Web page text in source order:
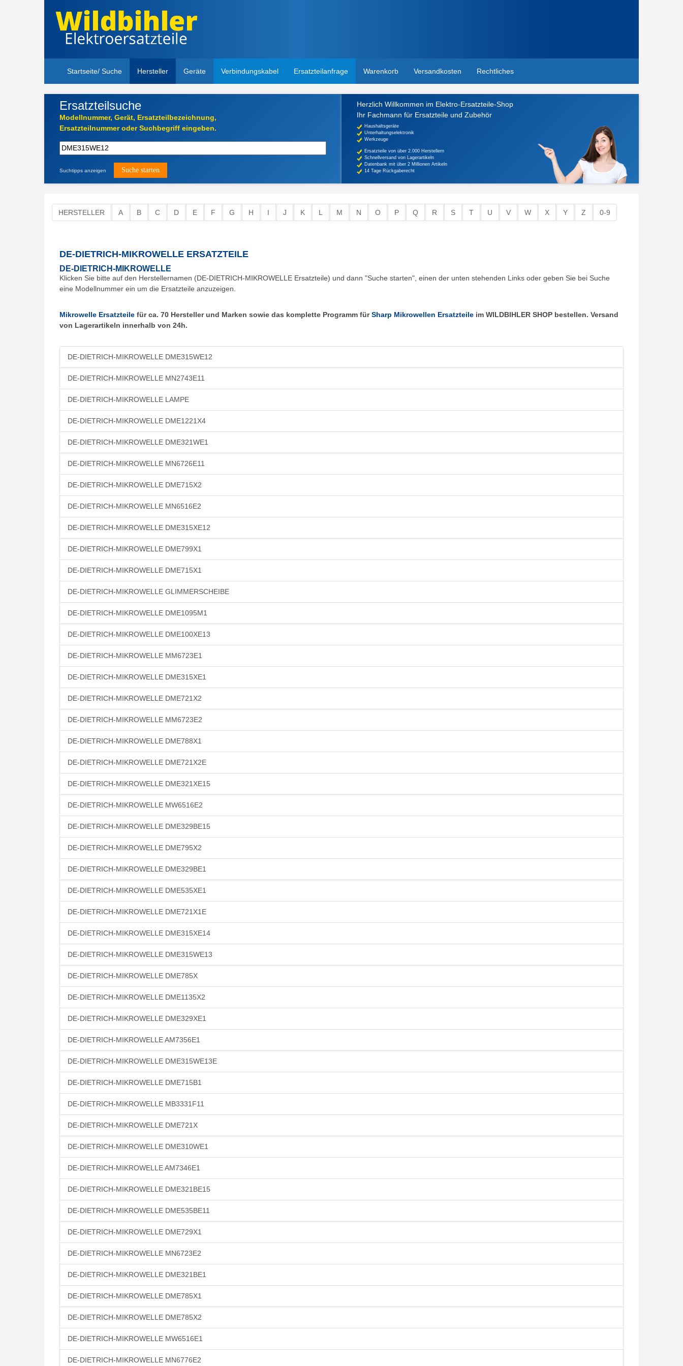
Startseite/ Suche Hersteller Geräte Verbindungskabel Ersatzteilanfrage Warenkorb Versandkosten Rechtliches
Ersatzteilsuche
Suchtipps anzeigen
Herzlich Willkommen im Elektro-Ersatzteile-Shop
Ihr Fachmann für Ersatzteile und Zubehör
Haushaltsgeräte
Unterhaltungselektronik
Werkzeuge
Ersatzteile von über 2.000 Herstellern
Schnellversand von Lagerartikeln
Datenbank mit über 2 Millionen Artikeln
14 Tage Rückgaberecht
HERSTELLER A B C D E F G H I J K L M N O P Q R S T U V W X Y Z 0-9
DE-DIETRICH-MIKROWELLE ERSATZTEILE
DE-DIETRICH-MIKROWELLE
Klicken Sie bitte auf den Herstellernamen (DE-DIETRICH-MIKROWELLE Ersatzteile) und dann "Suche starten", einen der unten stehenden Links oder geben Sie bei Suche
eine Modellnummer ein um die Ersatzteile anzuzeigen.
Mikrowelle Ersatzteile für ca. 70 Hersteller und Marken sowie das komplette Programm fürSharp Mikrowellen Ersatzteile im WILDBIHLER SHOP bestellen. Versand
von Lagerartikeln innerhalb von 24h.
DE-DIETRICH-MIKROWELLE DME315WE12
DE-DIETRICH-MIKROWELLE MN2743E11
DE-DIETRICH-MIKROWELLE LAMPE
DE-DIETRICH-MIKROWELLE DME1221X4
DE-DIETRICH-MIKROWELLE DME321WE1
DE-DIETRICH-MIKROWELLE MN6726E11
DE-DIETRICH-MIKROWELLE DME715X2
DE-DIETRICH-MIKROWELLE MN6516E2
DE-DIETRICH-MIKROWELLE DME315XE12
DE-DIETRICH-MIKROWELLE DME799X1
DE-DIETRICH-MIKROWELLE DME715X1
DE-DIETRICH-MIKROWELLE GLIMMERSCHEIBE
DE-DIETRICH-MIKROWELLE DME1095M1
DE-DIETRICH-MIKROWELLE DME100XE13
DE-DIETRICH-MIKROWELLE MM6723E1
DE-DIETRICH-MIKROWELLE DME315XE1
DE-DIETRICH-MIKROWELLE DME721X2
DE-DIETRICH-MIKROWELLE MM6723E2
DE-DIETRICH-MIKROWELLE DME788X1
DE-DIETRICH-MIKROWELLE DME721X2E
DE-DIETRICH-MIKROWELLE DME321XE15
DE-DIETRICH-MIKROWELLE MW6516E2
DE-DIETRICH-MIKROWELLE DME329BE15
DE-DIETRICH-MIKROWELLE DME795X2
DE-DIETRICH-MIKROWELLE DME329BE1
DE-DIETRICH-MIKROWELLE DME535XE1
DE-DIETRICH-MIKROWELLE DME721X1E
DE-DIETRICH-MIKROWELLE DME315XE14
DE-DIETRICH-MIKROWELLE DME315WE13
DE-DIETRICH-MIKROWELLE DME785X
DE-DIETRICH-MIKROWELLE DME1135X2
DE-DIETRICH-MIKROWELLE DME329XE1
DE-DIETRICH-MIKROWELLE AM7356E1
DE-DIETRICH-MIKROWELLE DME315WE13E
DE-DIETRICH-MIKROWELLE DME715B1
DE-DIETRICH-MIKROWELLE MB3331F11
DE-DIETRICH-MIKROWELLE DME721X
DE-DIETRICH-MIKROWELLE DME310WE1
DE-DIETRICH-MIKROWELLE AM7346E1
DE-DIETRICH-MIKROWELLE DME321BE15
DE-DIETRICH-MIKROWELLE DME535BE11
DE-DIETRICH-MIKROWELLE DME729X1
DE-DIETRICH-MIKROWELLE MN6723E2
DE-DIETRICH-MIKROWELLE DME321BE1
DE-DIETRICH-MIKROWELLE DME785X1
DE-DIETRICH-MIKROWELLE DME785X2
DE-DIETRICH-MIKROWELLE MW6516E1
DE-DIETRICH-MIKROWELLE MN6776E2